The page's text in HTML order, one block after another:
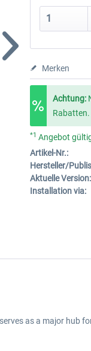
Merken
Achtung:
Rabatten.
*1 Angebot
Artikel-Nr.:
Hersteller/
Aktuelle Version:
Installation via:
as a major hub